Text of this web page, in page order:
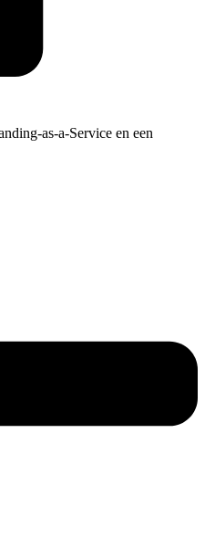
as-a-Service en een